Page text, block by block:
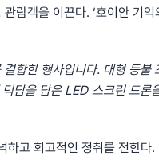
람객을 이끈다. ‘호이안 기억
합한 행사입니다. 대형 등불
담을 담은 LED 스크린 드론
고 회고적인 정취를 전한다.